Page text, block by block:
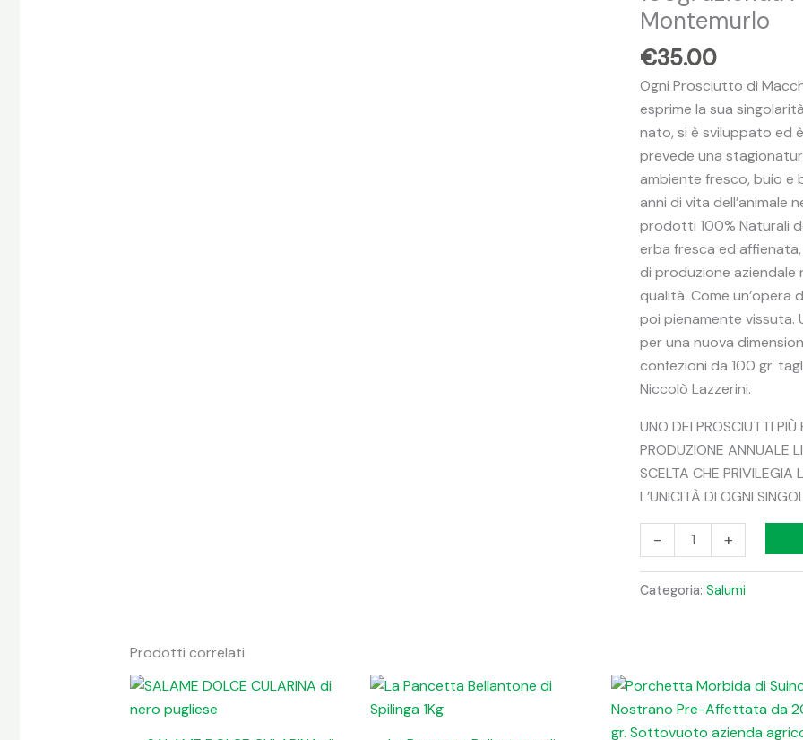
Montemurlo
€35.00
Ogni Prosciutto di
esprime la sua
nato, si è sviluppato ed
prevede una
ambiente fresco, buio e
anni di vita dell’animale
prodotti 100% Naturali
erba fresca ed
di produzione aziendale
qualità. Come un’opera
poi pienamente vissuta.
per una nuova
confezioni da 100 gr.
Niccolò Lazzerini.
UNO DEI PROSCIUTTI
PRODUZIONE ANNUALE
SCELTA CHE PRIVILEGIA
L’UNICITÀ DI OGNI
-
PROSCIUTTO
100g.
azienda
Agricola
Il
Poggiolino
Montemurlo
quantità
+
Categoria:Salumi
Prodotti correlati